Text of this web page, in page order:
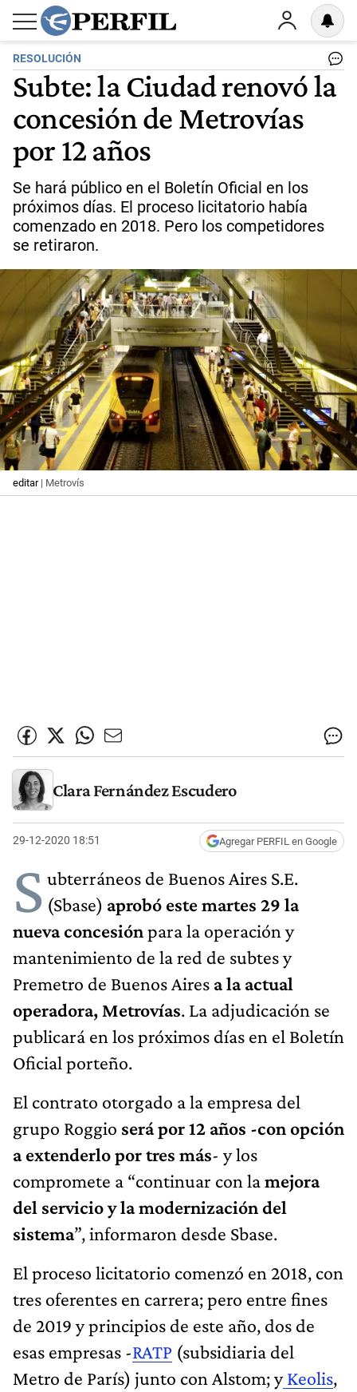
RESOLUCIÓN
Subte: la Ciudad renovó la
concesión de Metrovías
por 12 años
Se hará público en el Boletín Oficial en los
próximos días. El proceso licitatorio había
comenzado en 2018. Pero los competidores
se retiraron.
editar| Metrovís
Clara Fernández Escudero
29-12-2020 18:51 Agregar PERFIL en Google
S ubterráneos de Buenos Aires S.E.
(Sbase) aprobó este martes 29 la
nueva concesiónpara la operación y
mantenimiento de la red de subtes y
Premetro de Buenos Aires a la actual
operadora, Metrovías. La adjudicación se
publicará en los próximos días en el Boletín
Oficial porteño.
El contrato otorgado a la empresa del
grupo Roggio será por 12 años -con opción
a extenderlo por tres más- y los
compromete a “continuar con lamejora
del servicio y la modernización del
sistema”, informaron desde Sbase.
El proceso licitatorio comenzó en 2018, con
tres oferentes en carrera; pero entre fines
de 2019 y principios de este año, dos de
esas empresas -RATP (subsidiaria del
Metro de París) junto con Alstom; yKeolis,